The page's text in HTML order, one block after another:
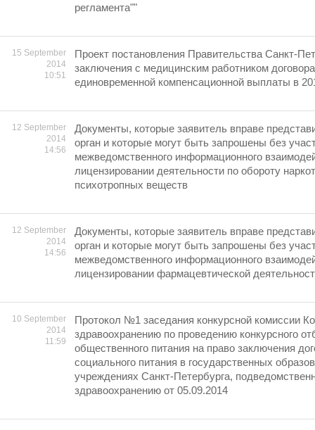
регламента""
15 September
2014
10:51
Проект постановления Правительства Санкт-
заключения с медицинским работником
единовременной компенсационной выплаты в
12 September
2014
14:56
Документы, которые заявитель вправе
орган и которые могут быть запрошены без
межведомственного информационного
лицензировании деятельности по обороту
психотропных веществ
12 September
2014
14:56
Документы, которые заявитель вправе
орган и которые могут быть запрошены без
межведомственного информационного
лицензировании фармацевтической
10 September
2014
11:59
Протокол №1 заседания конкурсной комиссии
здравоохранению по проведению конкурсного
общественного питания на право заключения
социального питания в государственных
учреждениях Санкт-Петербурга,
здравоохранению oт 05.09.2014